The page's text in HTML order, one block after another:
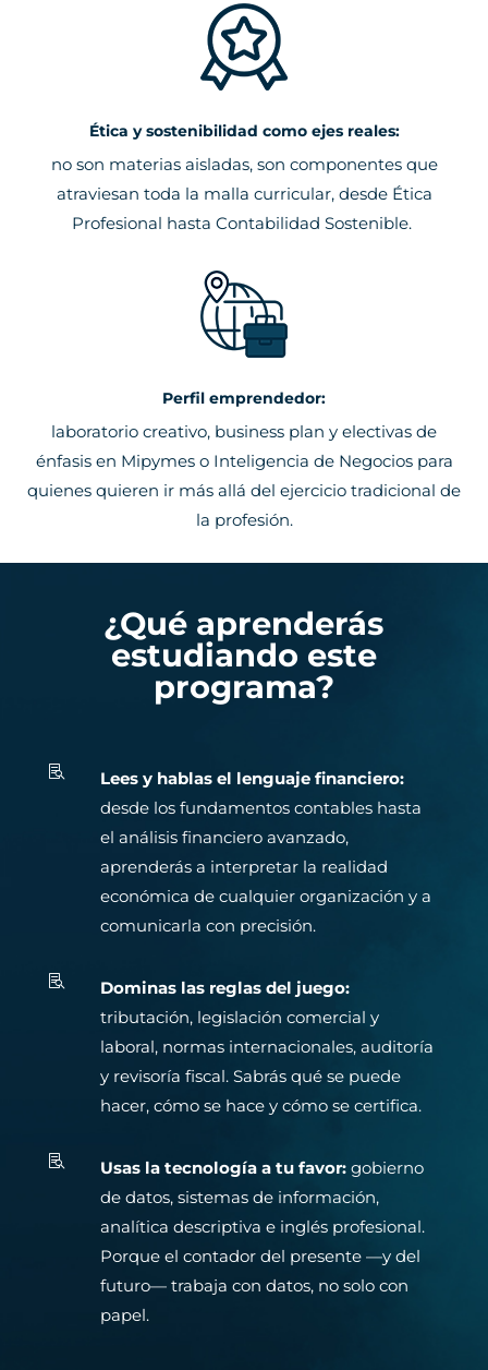
Ética y sostenibilidad como ejes reales:
no son materias aisladas, son componentes que
atraviesan toda la malla curricular, desde Ética
Profesional hasta Contabilidad Sostenible.
Perfil emprendedor:
laboratorio creativo, business plan y electivas de
énfasis en Mipymes o Inteligencia de Negocios para
quienes quieren ir más allá del ejercicio tradicional de
la profesión.
¿Qué aprenderás
estudiando este
programa?

Lees y hablas el lenguaje financiero:
desde los fundamentos contables hasta
el análisis financiero avanzado,
aprenderás a interpretar la realidad
económica de cualquier organización y a
comunicarla con precisión.

Dominas las reglas del juego:
tributación, legislación comercial y
laboral, normas internacionales, auditoría
y revisoría fiscal. Sabrás qué se puede
hacer, cómo se hace y cómo se certifica.
 Usas la tecnología a tu favor:gobierno
de datos, sistemas de información,
analítica descriptiva e inglés profesional.
Porque el contador del presente —y del
futuro— trabaja con datos, no solo con
papel.